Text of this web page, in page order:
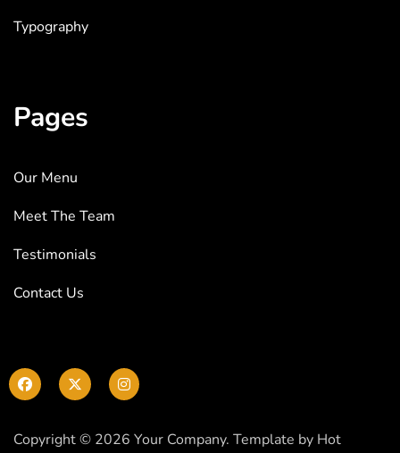
Typography
Pages
Our Menu
Meet The Team
Testimonials
Contact Us
Copyright © 2026 Your Company. Template by Hot